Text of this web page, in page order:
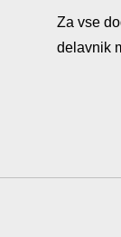
Za vse
delavnik